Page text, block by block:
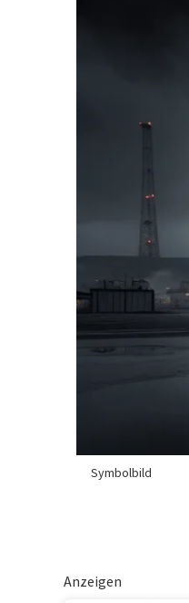
Symbolbild
Anzeigen